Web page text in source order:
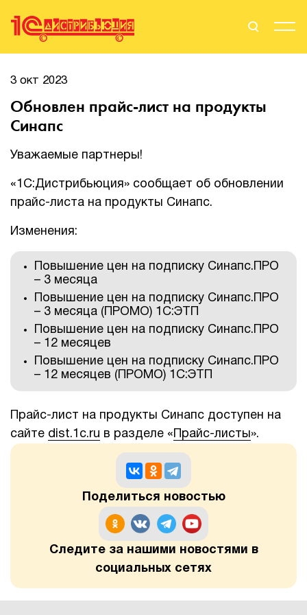
Поиск
Стать Партнером
Вендоры
Партнерам
События
Сервисы для партнеров
1Cофт
3 окт 2023
Обновлен прайс-лист на продукты
Синапс
Уважаемые партнеры!
«1С:Дистрибьюция» сообщает об обновлении
прайс-листа на продукты Синапс.
Изменения:
Повышение цен на подписку Синапс.ПРО
– 3 месяца
Повышение цен на подписку Синапс.ПРО
– 3 месяца (ПРОМО) 1С:ЭТП
Повышение цен на подписку Синапс.ПРО
– 12 месяцев
Повышение цен на подписку Синапс.ПРО
– 12 месяцев (ПРОМО) 1С:ЭТП
Прайс-лист на продукты Синапс доступен на
сайте dist.1c.ru в разделе « Прайс-листы».
Поделиться новостью
Следите за нашими новостями в
социальных сетях